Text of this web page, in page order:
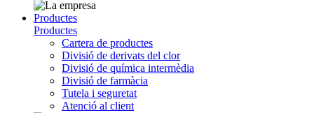
Productes
Productes
Cartera de productes
Divisió de derivats del clor
Divisió de química intermèdia
Divisió de farmàcia
Tutela i seguretat
Atenció al client